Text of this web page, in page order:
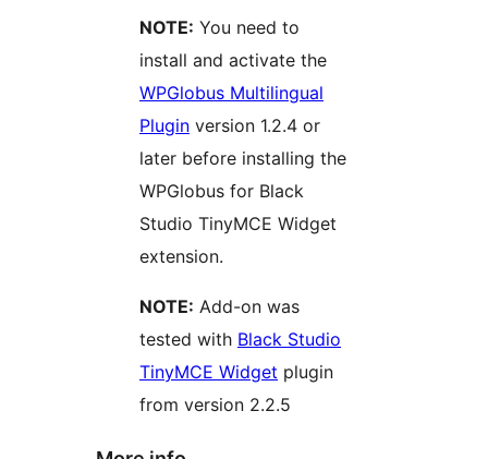
NOTE: You need to
install and activate the
WPGlobus Multilingual
Plugin version 1.2.4 or
later before installing the
WPGlobus for Black
Studio TinyMCE Widget
extension.
NOTE: Add-on was
tested with Black Studio
TinyMCE Widget plugin
from version 2.2.5